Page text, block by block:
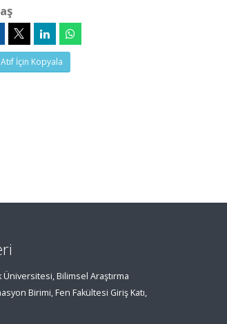
İçin Kopyala
Bilimsel Araştırma
Birimi, Fen Fakültesi Giriş Katı,